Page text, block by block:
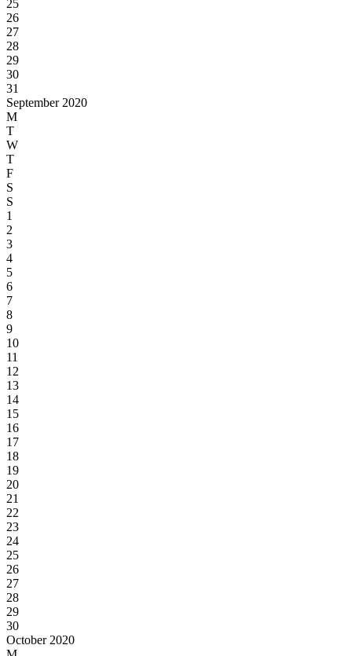
25
26
27
28
29
30
31
September 2020
M
T
W
T
F
S
S
1
2
3
4
5
6
7
8
9
10
11
12
13
14
15
16
17
18
19
20
21
22
23
24
25
26
27
28
29
30
October 2020